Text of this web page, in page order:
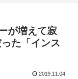
が増えて寂
た「インス
2019.11.04